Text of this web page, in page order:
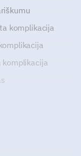
komplikacija